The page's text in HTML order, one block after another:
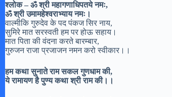
श्लोक – ॐ श्री महागणाधिपतये नमः,
ॐ श्री उमामहेश्वराभ्याय नमः।
वाल्मीकि गुरुदेव के पद पंकज सिर नाय,
सुमिरे मात सरस्वती हम पर होऊ सहाय।
मात पिता की वंदना करते बारम्बार,
गुरुजन राजा प्रजाजन नमन करो स्वीकार।।
हम कथा सुनाते राम सकल गुणधाम की,
ये रामायण है पुण्य कथा श्री राम की।।